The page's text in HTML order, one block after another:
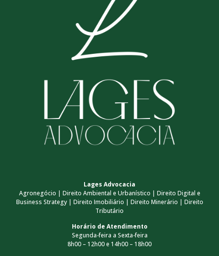
Lages Advocacia
Agronegócio | Direito Ambiental e Urbanístico | Direito Digital e
Business Strategy | Direito Imobiliário | Direito Minerário | Direito
Tributário
Horário de Atendimento
Segunda-feira a Sexta-feira
8h00 – 12h00 e 14h00 – 18h00